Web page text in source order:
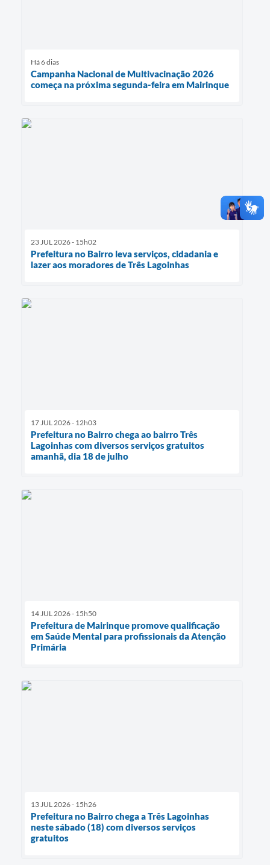
Há 6 dias
Campanha Nacional de Multivacinação 2026
começa na próxima segunda-feira em Mairinque
23 JUL 2026 - 15h02
Prefeitura no Bairro leva serviços, cidadania e
lazer aos moradores de Três Lagoinhas
17 JUL 2026 - 12h03
Prefeitura no Bairro chega ao bairro Três
Lagoinhas com diversos serviços gratuitos
amanhã, dia 18 de julho
14 JUL 2026 - 15h50
Prefeitura de Mairinque promove qualificação
em Saúde Mental para profissionais da Atenção
Primária
13 JUL 2026 - 15h26
Prefeitura no Bairro chega a Três Lagoinhas
neste sábado (18) com diversos serviços
gratuitos